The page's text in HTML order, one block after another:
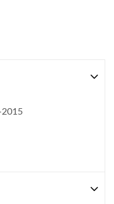
2015